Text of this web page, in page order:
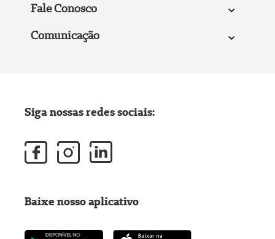
Fale Conosco
Comunicação
Siga nossas redes sociais:
Baixe nosso aplicativo